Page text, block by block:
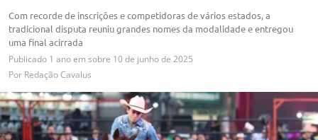
Com recorde de inscrições e competidoras de vários estados, a
tradicional disputa reuniu grandes nomes da modalidade e entregou
uma final acirrada
Publicado 1 ano em sobre 10 de junho de 2025
Por Redação Cavalus